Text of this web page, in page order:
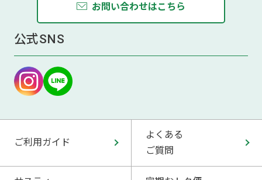
お問い合わせはこちら
公式SNS
ご利用ガイド
よくある
ご質問